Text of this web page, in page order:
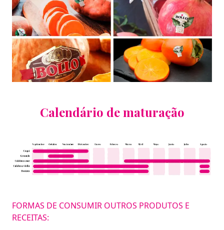
Calendário de maturação
FORMAS DE CONSUMIR OUTROS PRODUTOS E
RECEITAS: